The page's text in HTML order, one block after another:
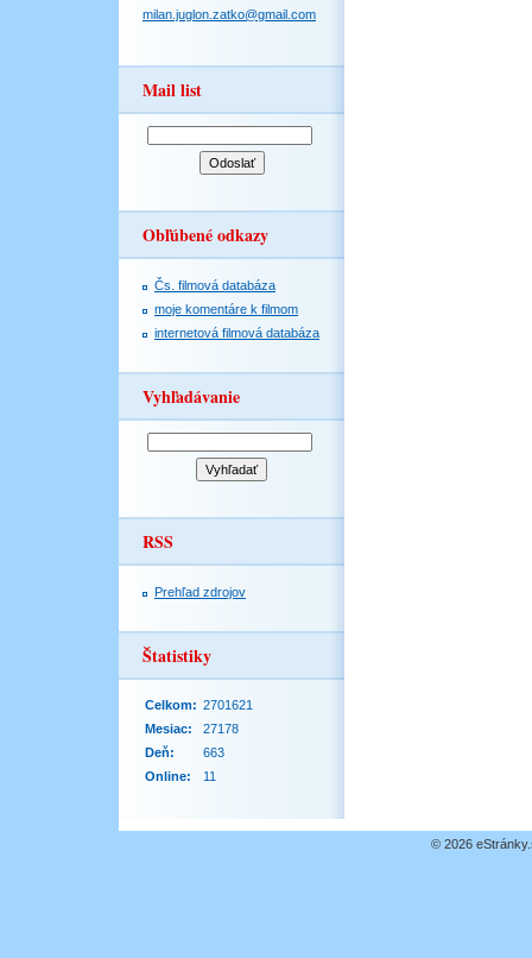
milan.juglon.zatko@gmail.com
Mail list
Obľúbené odkazy
Čs. filmová databáza
moje komentáre k filmom
internetová filmová databáza
Vyhľadávanie
RSS
Prehľad zdrojov
Štatistiky
Online: 11
Celkom: 2701621
Mesiac:
27178
Deň:
663
© 2026